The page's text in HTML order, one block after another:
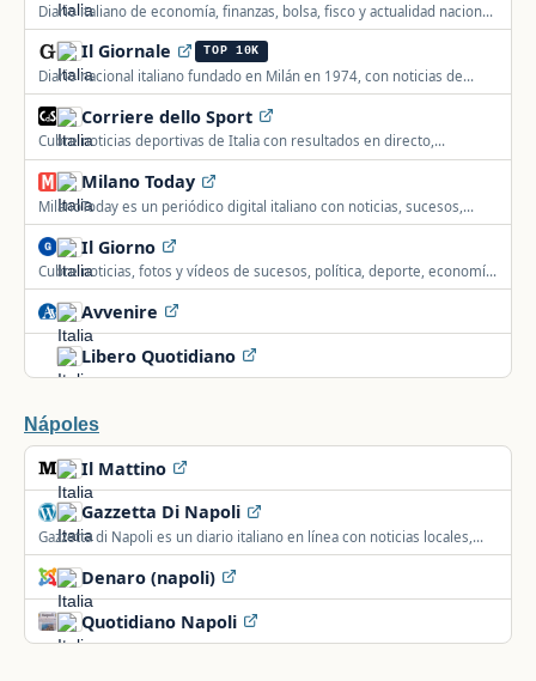
Diario italiano de economía, finanzas, bolsa, fisco y actualidad nacional
e internacional, con normativa, fondos y créditos.
Il Giornale TOP 10K
Diario nacional italiano fundado en Milán en 1974, con noticias de
actualidad, política y economía.
Corriere dello Sport
Cubre noticias deportivas de Italia con resultados en directo,
estadísticas, fotos y vídeos de fútbol, baloncesto, F1 y tenis.
Milano Today
MilanoToday es un periódico digital italiano con noticias, sucesos,
deporte y cultura de los barrios de Milán.
Il Giorno
Cubre noticias, fotos y vídeos de sucesos, política, deporte, economía,
tecnología y motor de la región de Lombardía, Italia.
Avvenire
Libero Quotidiano
Nápoles
Il Mattino
Gazzetta Di Napoli
Gazzetta di Napoli es un diario italiano en línea con noticias locales,
eventos, deporte y cultura de Nápoles y su provincia.
Denaro (napoli)
Quotidiano Napoli